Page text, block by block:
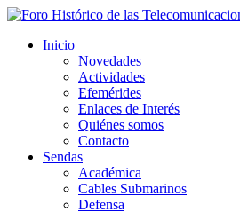
Inicio
Novedades
Actividades
Efemérides
Enlaces de Interés
Quiénes somos
Contacto
Sendas
Académica
Cables Submarinos
Defensa